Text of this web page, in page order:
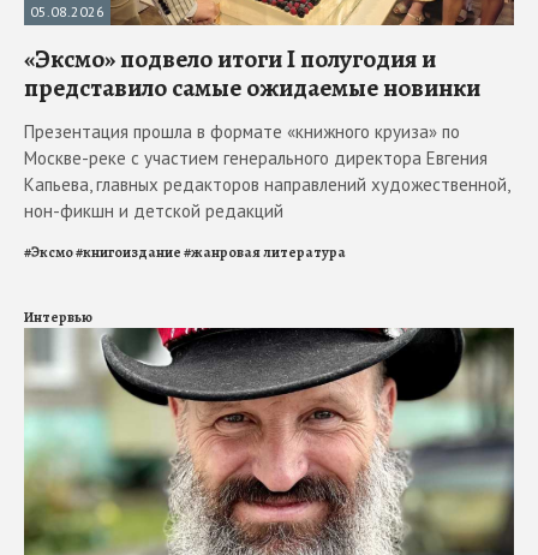
05.08.2026
«Эксмо» подвело итоги I полугодия и
представило самые ожидаемые новинки
Презентация прошла в формате «книжного круиза» по
Москве-реке с участием генерального директора Евгения
Капьева, главных редакторов направлений художественной,
нон-фикшн и детской редакций
#Эксмо#книгоиздание#жанровая литература
Интервью